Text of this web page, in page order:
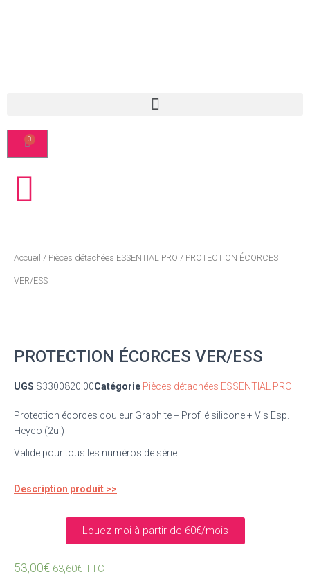
Accueil / Pièces détachées ESSENTIAL PRO / PROTECTION ÉCORCES
VER/ESS
PROTECTION ÉCORCES VER/ESS
UGS S3300820:00Catégorie Pièces détachées ESSENTIAL PRO
Protection écorces couleur Graphite + Profilé silicone + Vis Esp.
Heyco (2u.)
Valide pour tous les numéros de série
Description produit >>
Louez moi à partir de 60€/mois
53,00€ 63,60€ TTC